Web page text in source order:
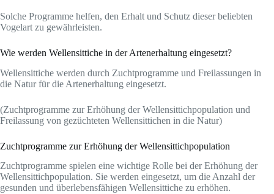
Solche Programme helfen, den Erhalt und Schutz dieser beliebten
Vogelart zu gewährleisten.
Wie werden Wellensittiche in der Artenerhaltung eingesetzt?
Wellensittiche werden durch Zuchtprogramme und Freilassungen in
die Natur für die Artenerhaltung eingesetzt.
(Zuchtprogramme zur Erhöhung der Wellensittichpopulation und
Freilassung von gezüchteten Wellensittichen in die Natur)
Zuchtprogramme zur Erhöhung der Wellensittichpopulation
Zuchtprogramme spielen eine wichtige Rolle bei der Erhöhung der
Wellensittichpopulation. Sie werden eingesetzt, um die Anzahl der
gesunden und überlebensfähigen Wellensittiche zu erhöhen.